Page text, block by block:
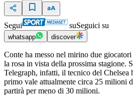
Segui suSeguici su
whatsapp discover
Conte ha messo nel mirino due
la rosa in vista della prossima stagione.
Telegraph, infatti, il tecnico del Chelsea
primo vale attualmente circa 25 milioni
partirà per meno di 30 milioni.